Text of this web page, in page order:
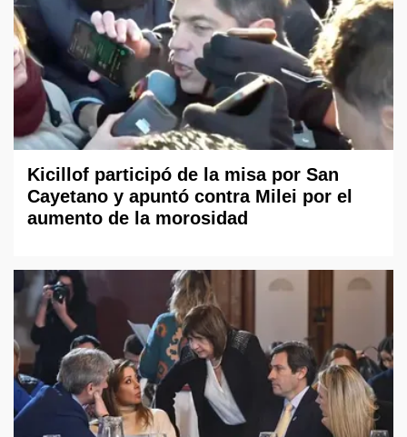
Kicillof participó de la misa por San
Cayetano y apuntó contra Milei por el
aumento de la morosidad